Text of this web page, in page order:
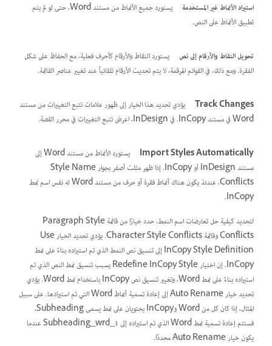
استيراد الأنماط غير المستخدمة
يستورد جميع الأنماط من مستند Word، حتى لو لم يتم
تطبيق الأنماط على النص.
تحويل النقاط والأرقام إلى نص
يستورد النقاط والأرقام كأحرف فعلية، مع الحفاظ على شكل
الفقرة. ومع ذلك، في القوائم المرقمة، لا يتم تحديث الأرقام تلقائياً عند تغيير عناصر القائمة.
Track Changes
يؤدي تحديد هذا الخيار إلى ظهور علامات تتبع التغييرات من مستند
Word في مستند InCopy. في InDesign، اعرض تتبع التغييرات في محرر القصة.
Import Styles Automatically
يستورد الأنماط من مستند Word إلى
مستند InDesign أو InCopy. إذا ظهر مثلث أصفر بجوار Style Name
Conflicts، عندئذ يكون هناك أنماط فقرة أو حرف من مستند Word له نفس اسم نمط
InCopy.
لتحديد كيفية حل تعارضات اسم النمط، حدد خيارًا من قائمة Paragraph Style
Conflicts وقائمة Character Style Conflicts. يؤدي تحديد الخيار Use
InCopy Style Definition إلى تنسيق نص النمط الذي تم استيراده بناءً على نمط
InCopy. إن اختيار Redefine InCopy Style يسبب تنسيق نمط النص الذي تم
استيراده بناءً على نمط Word، وتغيير تنسيق نص InCopy باستخدام نمط Word. يؤدي
تحديد خيار Auto Rename إلى إعادة تسمية أنماط Word التي تم استيرادها. على سبيل
المثال، إذا كان كل من Word وInCopy يحتويان على نمط يسمى Subheading،
فستتم إعادة تسمية نمط Word الذي تم استيراده إلى Subheading_wrd_1 عندما
يكون خيار Auto Rename محددًا.